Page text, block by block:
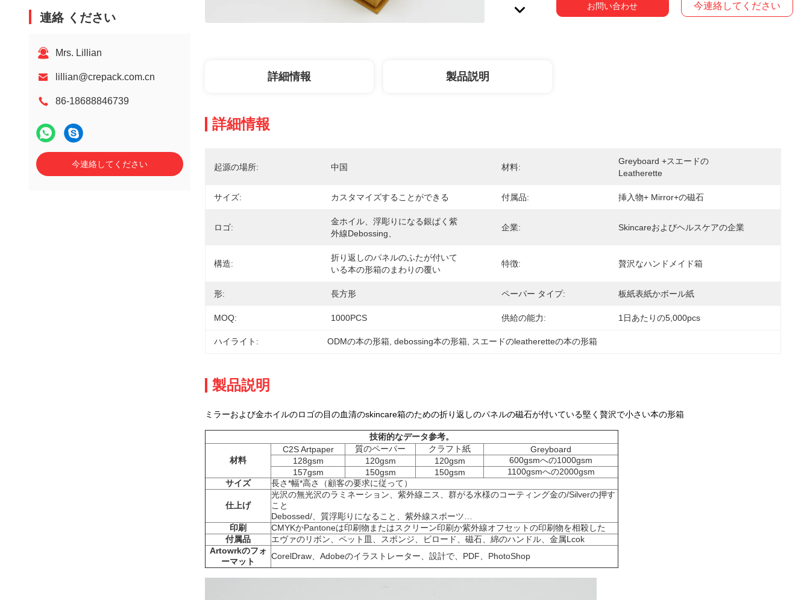
連絡 ください
Mrs. Lillian
lillian@crepack.com.cn
86-18688846739
今連絡してください
お問い合わせ 今連絡してください
詳細情報 製品説明
詳細情報
起源の場所: 中国 材料:
Greyboard +スエードの
Leatherette
サイズ: カスタマイズすることができる 付属品: 挿入物+ Mirror+の磁石
ロゴ:
金ホイル、浮彫りになる銀ぱく紫
外線debossing、
企業: Skincareおよびヘルスケアの企業
構造:
折り返しのパネルのふたが付いて
いる本の形箱のまわりの覆い
特徴: 贅沢なハンドメイド箱
形: 長方形 ペーパー タイプ: 板紙表紙かボール紙
MOQ: 1000PCS 供給の能力: 1日あたりの5,000pcs
ハイライト: ODMの本の形箱 , debossing本の形箱 スエードのleatheretteの本の形箱
製品説明
ミラーおよび金ホイルのロゴの目の血清のskincare箱のための折り返しのパネルの磁石が付いている堅く贅沢で小さい本の形箱
技術的なデータ参考。
材料
C2S Artpaper 質のペーパー クラフト紙
Greyboard
128gsm
120gsm 120gsm
600gsmへの1000gsm
157gsm
150gsm 150gsm
1100gsmへの2000gsm
サイズ
長さ*幅*高さ（顧客の要求に従って）
仕上げ
光沢の無光沢のラミネーション、紫外線ニス、群がる水様のコーティング金の/Silverの押す
こと
Debossed/、質浮彫りになること、紫外線スポーツ…
印刷
CMYKかPantoneは印刷物またはスクリーン印刷か紫外線オフセットの印刷物を相殺した
付属品
エヴァのリボン、ペット皿、スポンジ、ビロード、磁石、綿のハンドル、金属Lcok
Artowrkのフォ
ーマット
CorelDraw、Adobeのイラストレーター、設計で、PDF、PhotoShop